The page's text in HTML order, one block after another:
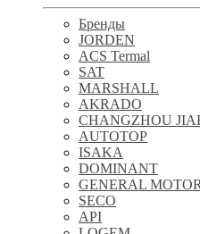
Бренды
JORDEN
ACS Termal
SAT
MARSHALL
AKRADO
CHANGZHOU
AUTOTOP
ISAKA
DOMINANT
GENERAL
SECO
API